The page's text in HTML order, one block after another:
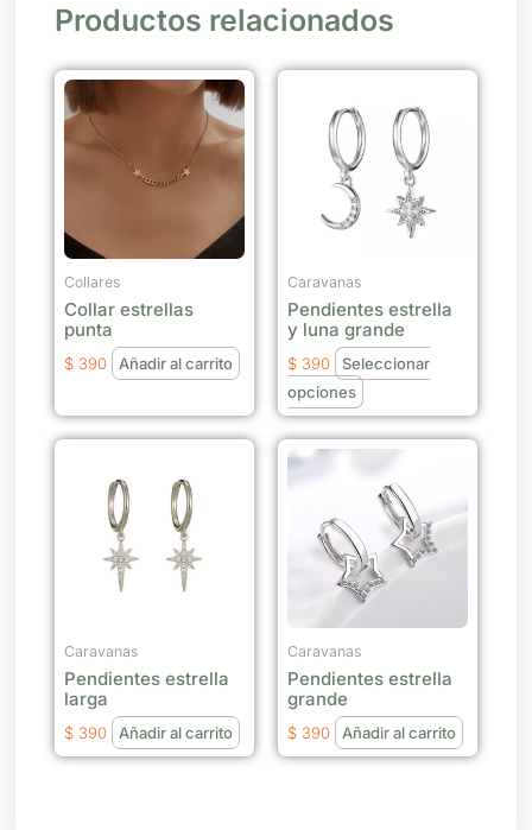
Productos relacionados
Collares
Collar estrellas
punta
$ 390 Añadir al carrito
Caravanas
Pendientes estrella
y luna grande
$ 390
Seleccionar
opciones
producto
tiene
múltiples
variantes.
pueden
elegir
en
página
de
producto
Caravanas
Pendientes estrella
larga
$ 390 Añadir al carrito
Caravanas
Pendientes estrella
grande
$ 390 Añadir al carrito